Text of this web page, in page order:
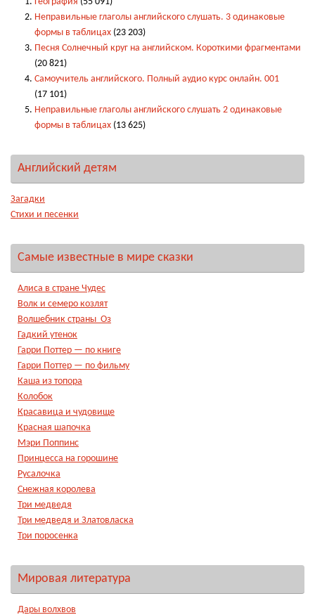
Неправильные глаголы английского слушать. 3 одинаковые
формы в таблицах (23 203)
Песня Солнечный круг на английском. Короткими фрагментами
(20 821)
Самоучитель английского. Полный аудио курс онлайн. 001
(17 101)
Неправильные глаголы английского слушать 2 одинаковые
формы в таблицах (13 625)
Английский детям
Загадки
Стихи и песенки
Самые известные в мире сказки
Алиса в стране Чудес
Волк и семеро козлят
Волшебник страны Оз
Гадкий утенок
Гарри Поттер — по книге
Гарри Поттер — по фильму
Каша из топора
Колобок
Красавица и чудовище
Красная шапочка
Мэри Поппинс
Принцесса на горошине
Русалочка
Снежная королева
Три медведя
Три медведя и Златовласка
Три поросенка
Мировая литература
Дары волхвов